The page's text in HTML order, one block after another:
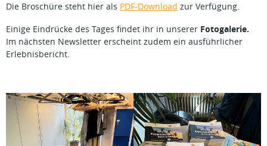
Die Broschüre steht hier als PDF-Download zur Verfügung.
Einige Eindrücke des Tages findet ihr in unserer Fotogalerie.
Im nächsten Newsletter erscheint zudem ein ausführlicher
Erlebnisbericht.